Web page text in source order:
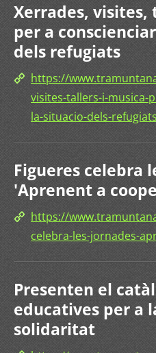
Xerrades, visites,
per a
dels refugiats
https://
visites-tallers-i-musica-
la-situacio-dels-
Figueres celebra
'Aprenent a
https://
celebra-les-jornades-
Presenten el
educatives per a
solidaritat